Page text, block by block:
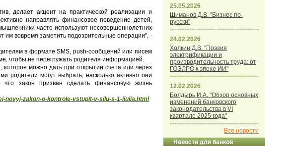
делает акцент на практической реализации и
направлять финансовое поведение детей,
часто используют несовершеннолетних
вовремя заметить подозрительные операции", -
в формате SMS, push-сообщений или писем
чтобы не перегружать родителя информацией.
которое можно дать при открытии счета или через
родители могут выбрать, насколько активно они
закон призван сделать финансовую жизнь
novyj-zakon-o-kontrole-vstupit-v-silu-s-1-iiulia.html
25.05.2026
Шиманов Д.В. "Бизнес по-
русски"
24.02.2026
Холкин Д.В. "Поэзия
электрификации и
производительность труда: от
ГОЭЛРО к эпохе ИИ"
12.02.2026
Болдырь И.А. "Обзор основных
изменений банковского
законодательства в VI
квартале 2025 года"
Все новости
Новости для банков